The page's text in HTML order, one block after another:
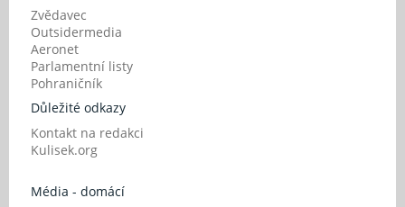
Zvědavec
Outsidermedia
Aeronet
Parlamentní listy
Pohraničník
Důležité odkazy
Kontakt na redakci
Kulisek.org
Média - domácí